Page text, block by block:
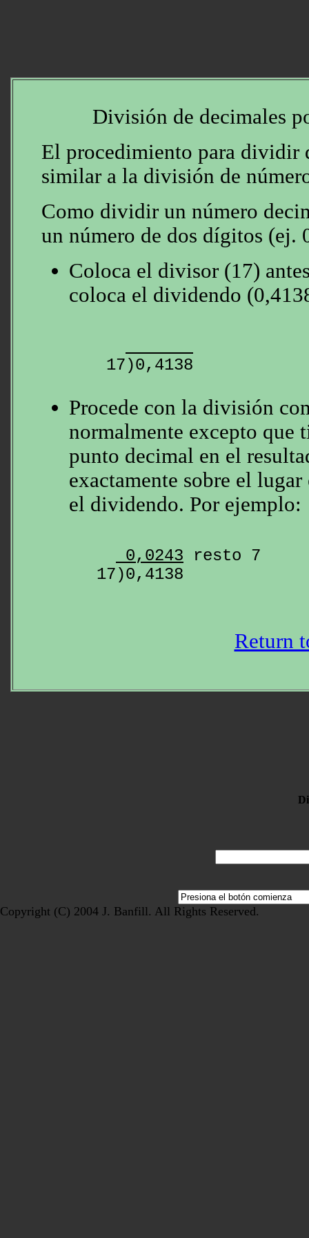
División de decimales
El procedimiento para dividir
similar a la división de
Como dividir un número
un número de dos dígitos (ej.
Coloca el divisor (17)
coloca el dividendo
Procede con la división
normalmente excepto que
punto decimal en el
exactamente sobre el
el dividendo. Por ejemplo:
0,0243 resto 7
Return
Copyright (C) 2004 J. Banfill. All Rights Reserved.